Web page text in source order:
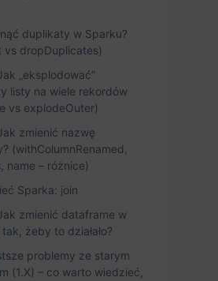
duplikaty w Sparku?
vs dropDuplicates)
„eksplodować”
listy na wiele rekordów
vs explodeOuter)
zmienić nazwę
(withColumnRenamed,
name – różnice)
Sparka: join
zmienić dataframe w
żeby to działało?
problemy ze starym
(1.X) – co warto wiedzieć,